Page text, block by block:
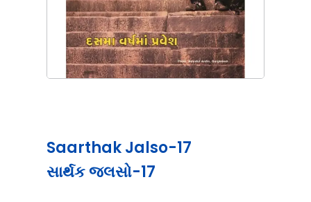
Saarthak Jalso-17
સાર્થક જલસો-17